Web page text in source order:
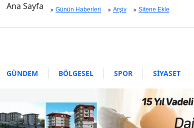
Ana Sayfa Günün Haberleri Arşiv Sitene Ekle
GÜNDEM BÖLGESEL SPOR SİYASET
EKONOMİ ASAYİŞ SAĞLIK MAGAZİN